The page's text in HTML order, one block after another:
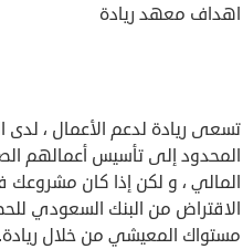
اهداف معهد ريادة
تسعى ريادة لدعم الأعمال ،
المحدود إلى تأسيس أعمالهم
المالي ، و لكن إذا كان
الاقتراض من البنك السعودي
مستواك المعيشي من خلال ريادة.